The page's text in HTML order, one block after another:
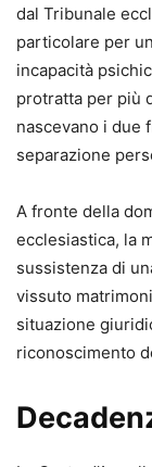
degli atti e alle
riforma
Un testo
risposte
materia.
Michele Angelo
Avvocato del
diritto
insegna diritto
collegate, tra
conflitti
di Bologna a
international
seminari in
dal Tribunale
particolare per
incapacità
protratta per più
nascevano i due
separazione
A fronte della
ecclesiastica, la
sussistenza di
vissuto
situazione
riconoscimento